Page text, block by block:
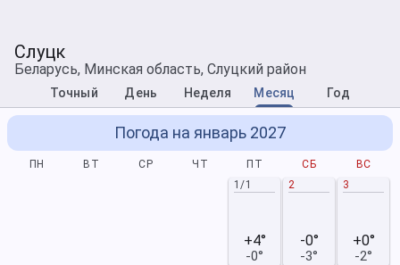
Слуцк
Беларусь, Минская область, Слуцкий район
Точный День Неделя Месяц Год
Погода на январь 2027
ПН ВТ СР ЧТ ПТ СБ
ВС
1/1
+4°
-0°
2
-0°
-3°
3
+0°
-2°